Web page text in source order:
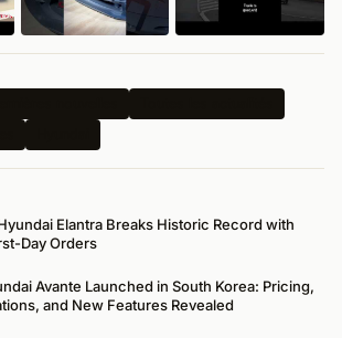
Elantra Breaks Historic Record with
Day Orders
Avante Launched in South Korea: Pricing,
and New Features Revealed